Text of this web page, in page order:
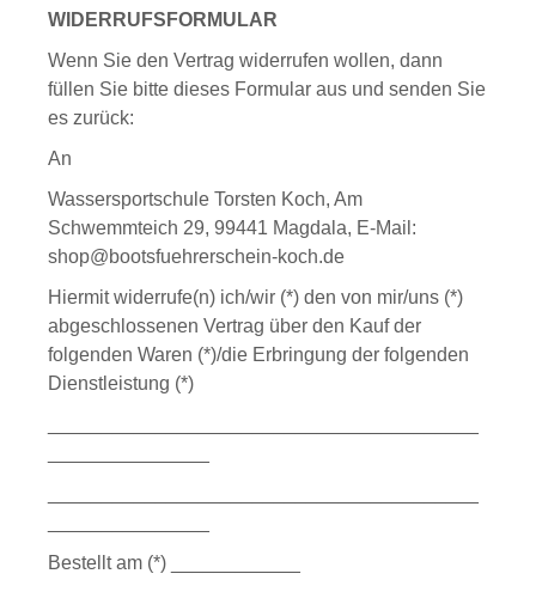
WIDERRUFSFORMULAR
Wenn Sie den Vertrag widerrufen wollen, dann
füllen Sie bitte dieses Formular aus und senden Sie
es zurück:
An
Wassersportschule Torsten Koch, Am
Schwemmteich 29, 99441 Magdala, E-Mail:
shop@bootsfuehrerschein-koch.de
Hiermit widerrufe(n) ich/wir (*) den von mir/uns (*)
abgeschlossenen Vertrag über den Kauf der
folgenden Waren (*)/die Erbringung der folgenden
Dienstleistung (*)
Bestellt am (*) ____________